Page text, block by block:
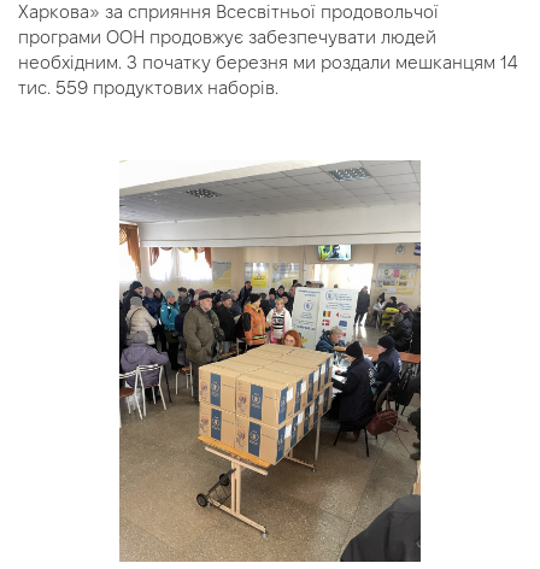
Харкова» за сприяння Всесвітньої продовольчої
програми ООН продовжує забезпечувати людей
необхідним. З початку березня ми роздали мешканцям 14
тис. 559 продуктових наборів.